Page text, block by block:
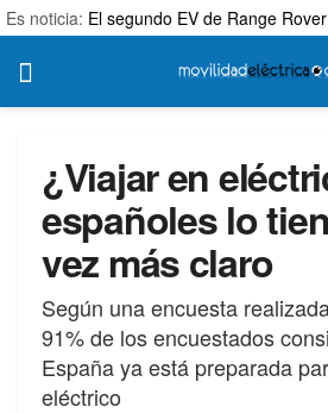
Es noticia: El segundo EV de Range Rover
¿Viajar en
españoles lo
vez más claro
Según una encuesta
91% de los encuestados
España ya está preparada
eléctrico